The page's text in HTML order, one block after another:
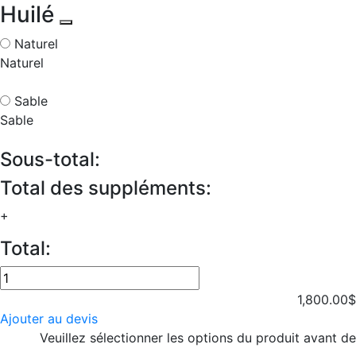
Huilé
Naturel
Naturel
Sable
Sable
Sous-total:
Total des suppléments:
+
Total:
quantité
de
Veto
1,800.00$
Ajouter au devis
Veuillez sélectionner les options du produit avant de